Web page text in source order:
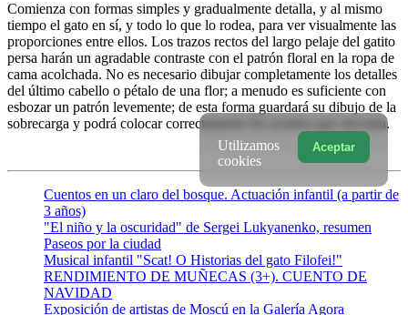
Comienza con formas simples y gradualmente detalla, y al mismo
tiempo el gato en sí, y todo lo que lo rodea, para ver visualmente las
proporciones entre ellos. Los trazos rectos del largo pelaje del gatito
persa harán un agradable contraste con el patrón floral en la ropa de
cama acolchada. No es necesario dibujar completamente los detalles
del último cabello o pétalo de una flor; a menudo es suficiente con
esbozar un patrón levemente; de esta forma guardará su dibujo de la
sobrecarga y podrá colocar correctamente los acentos que necesita.
Cuentos en un claro del bosque. Actuación infantil (a partir de
3 años)
"El niño y la oscuridad" de Sergei Lukyanenko, resumen
Paseos por la ciudad
Musical infantil "Scat! O Historias del gato Filofei!"
RENDIMIENTO DE MUÑECAS (3+). CUENTO DE
NAVIDAD
Exposición de artistas de Moscú en la Galería Agora
Aceptar
Utilizamos
cookies